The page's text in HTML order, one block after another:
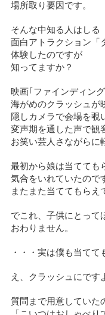
場所取り要因です。
そんな中知る人はしる
面白アトラクション「
体験したのですが
知ってますか？
映画｢ファインディン
海がめのクラッシュが
隠しカメラで会場を覗
変声期を通した声で観
お笑い芸人さながらに
最初から娘は当てても
気合をいれていたので
またまた当ててもらえ
でこれ、子供にとって
おわりません。
・・・実は僕も当てて
え、クラッシュにです
質問まで用意していた